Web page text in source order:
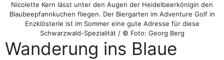
Nicolette Kern lässt unter den Augen der Heidelbeerkönigin den
Blaubeepfannkuchen fliegen. Der Biergarten im Adventure Golf in
Enzklösterle ist im Sommer eine gute Adresse für diese
Schwarzwald-Spezialität / © Foto: Georg Berg
Wanderung ins Blaue